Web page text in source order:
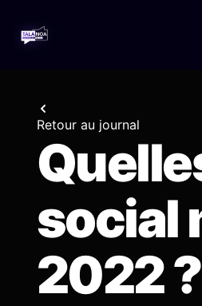
Retour au journal
social
2022 ?